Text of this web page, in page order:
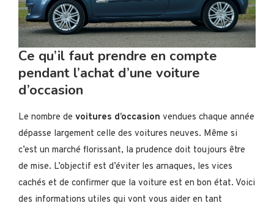
Ce qu’il faut prendre en compte
pendant l’achat d’une voiture
d’occasion
Le nombre de voitures d’occasion vendues chaque année
dépasse largement celle des voitures neuves. Même si
c’est un marché florissant, la prudence doit toujours être
de mise. L’objectif est d’éviter les arnaques, les vices
cachés et de confirmer que la voiture est en bon état. Voici
des informations utiles qui vont vous aider en tant